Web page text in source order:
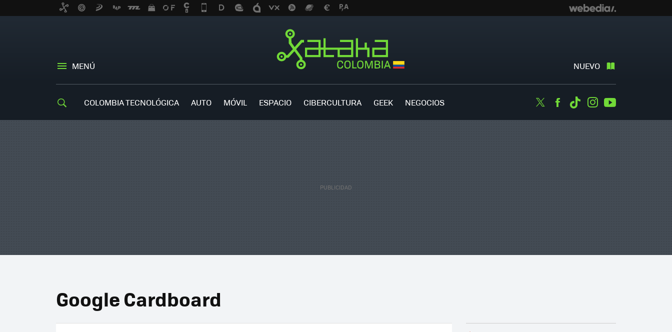
MENÚ NUEVO
COLOMBIA TECNOLÓGICA AUTO MÓVIL ESPACIO CIBERCULTURA GEEK NEGOCIOS TwitterFacebook
TiktokInstagram
Google Cardboard